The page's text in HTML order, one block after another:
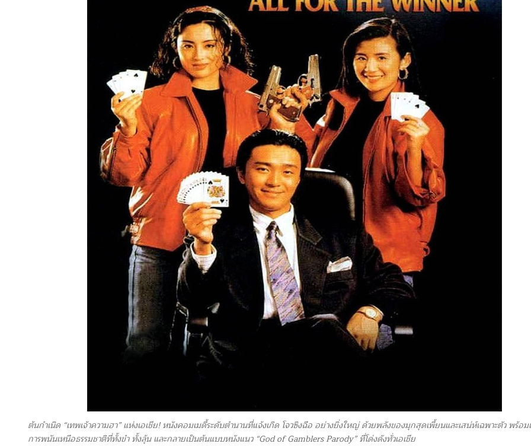
ต้นกำเนิด “เทพเจ้าความฮา” แห่งเอเชีย! หนังคอมเมดี้ระดับตำนานที่แจ้งเกิด โจวซิงฉือ อย่างยิ่งใหญ่ ด้วยพลังของมุกสุดเพี้ยนและเสน่ห์เฉพาะตัว พร้อมเ
การพนันเหนือธรรมชาติที่ทั้งขำ ทั้งลุ้น และกลายเป็นต้นแบบหนังแนว “God of Gamblers Parody” ที่โด่งดังทั่วเอเชีย